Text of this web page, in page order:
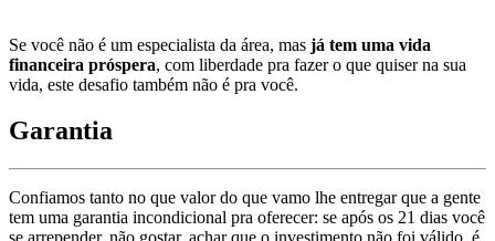
Se você não é um especialista da área, mas já tem uma vida
financeira próspera, com liberdade pra fazer o que quiser na sua
vida, este desafio também não é pra você.
Garantia
Confiamos tanto no que valor do que vamo lhe entregar que a gente
tem uma garantia incondicional pra oferecer: se após os 21 dias você